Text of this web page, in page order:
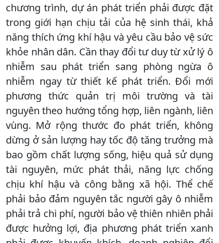
chương trình, dự án phát triển phải được đặt
trong giới hạn chịu tải của hệ sinh thái, khả
năng thích ứng khí hậu và yêu cầu bảo vệ sức
khỏe nhân dân. Cần thay đổi tư duy từ xử lý ô
nhiễm sau phát triển sang phòng ngừa ô
nhiễm ngay từ thiết kế phát triển. Đổi mới
phương thức quản trị môi trường và tài
nguyên theo hướng tổng hợp, liên ngành, liên
vùng. Mở rộng thước đo phát triển, không
dừng ở sản lượng hay tốc độ tăng trưởng mà
bao gồm chất lượng sống, hiệu quả sử dụng
tài nguyên, mức phát thải, năng lực chống
chịu khí hậu và công bằng xã hội. Thể chế
phải bảo đảm nguyên tắc người gây ô nhiễm
phải trả chi phí, người bảo vệ thiên nhiên phải
được hưởng lợi, địa phương phát triển xanh